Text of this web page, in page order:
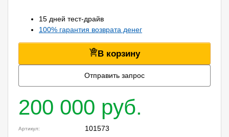
15 дней тест-драйв
100% гарантия возврата денег
В корзину
Отправить запрос
200 000 руб.
Артикул: 101573